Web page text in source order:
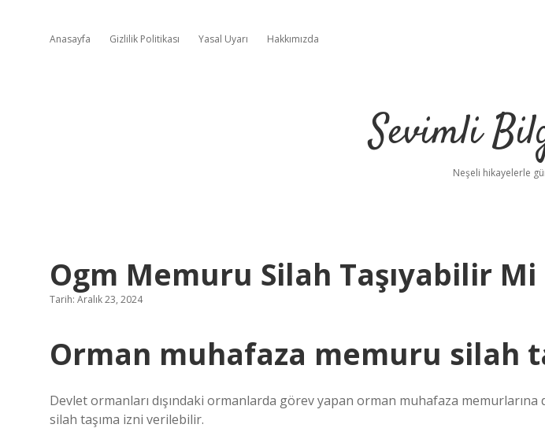
Anasayfa Gizlilik Politikası Yasal Uyarı Hakkımızda
Sevimli
Neşeli hikayelerle
Ogm Memuru Silah Taşıyabilir Mi
Tarih: Aralık 23, 2024
Orman muhafaza memuru silah
Devlet ormanları dışındaki ormanlarda görev yapan orman muhafaza memurlarına
silah taşıma izni verilebilir.